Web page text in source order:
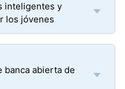
inteligentes y
los jóvenes
banca abierta de